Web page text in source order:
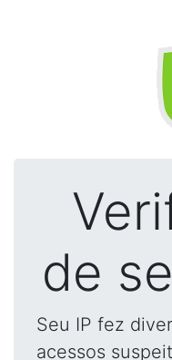
de
Seu IP fez
acessos